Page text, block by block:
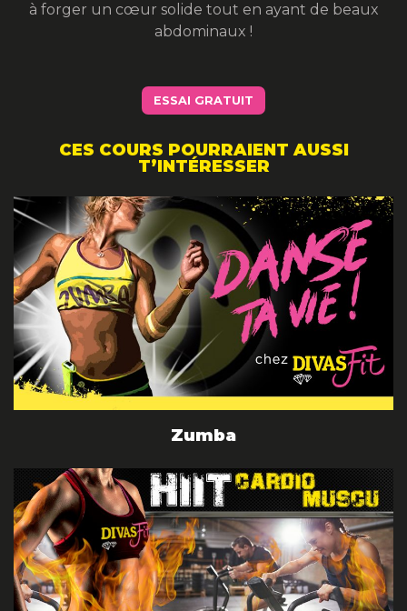
à forger un cœur solide tout en ayant de beaux
abdominaux !
ESSAI GRATUIT
CES COURS POURRAIENT AUSSI
T’INTÉRESSER
Zumba